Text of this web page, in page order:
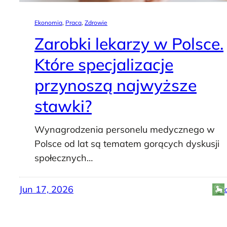
Ekonomia, Praca, Zdrowie
Zarobki lekarzy w Polsce.
Które specjalizacje
przynoszą najwyższe
stawki?
Wynagrodzenia personelu medycznego w
Polsce od lat są tematem gorących dyskusji
społecznych…
Jun 17, 2026